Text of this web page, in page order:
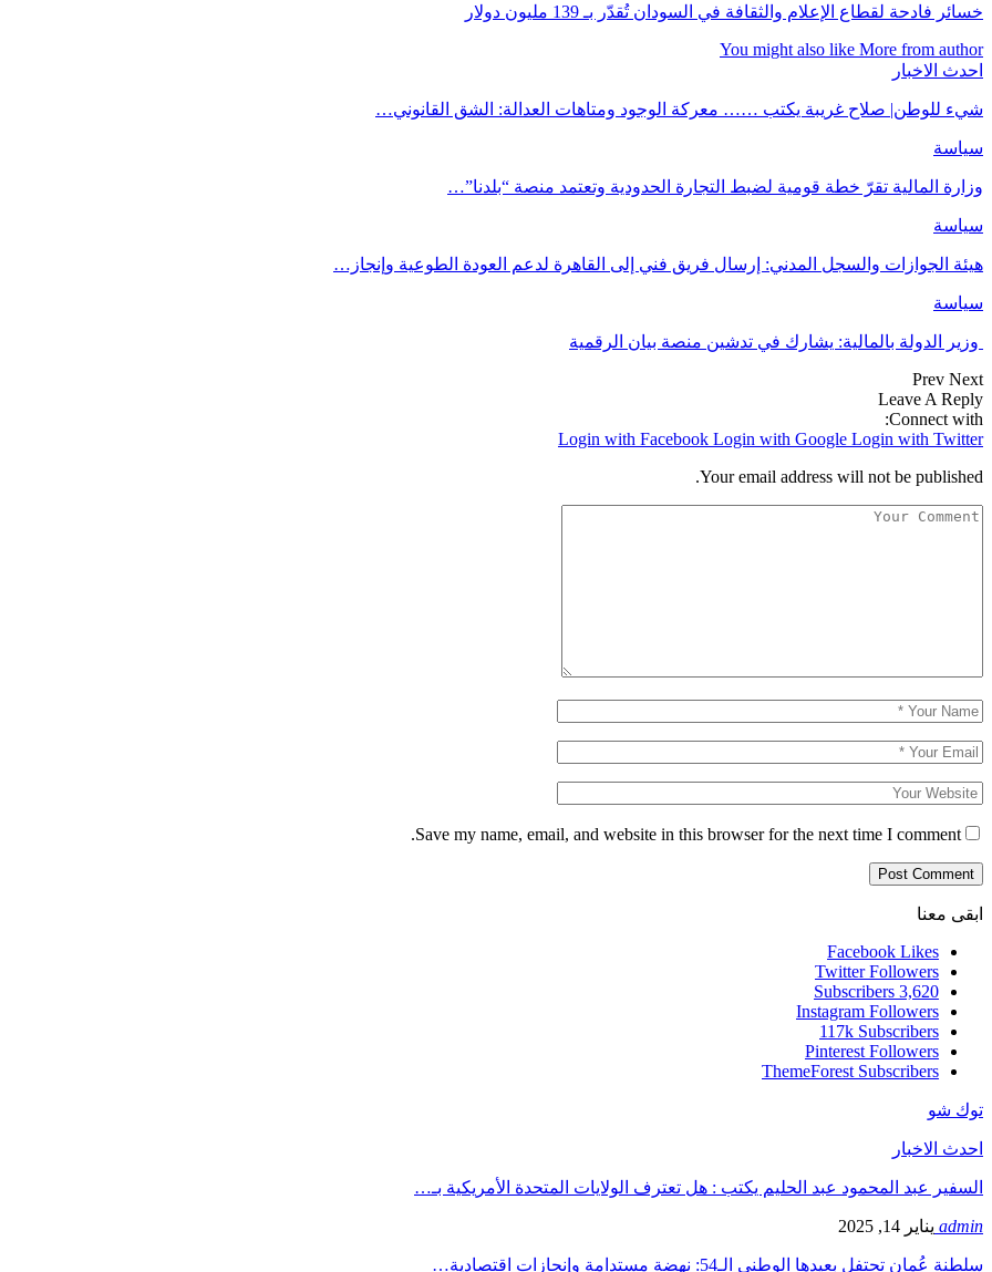
خسائر فادحة لقطاع الإعلام والثقافة في السودان تُقدّر بـ 139 مليون دولار
You might also like More from author
احدث الاخبار
شيء للوطن| صلاح غريبة يكتب …… معركة الوجود ومتاهات العدالة: الشق القانوني…
سياسة
وزارة المالية تقرّ خطة قومية لضبط التجارة الحدودية وتعتمد منصة “بلدنا”…
سياسة
هيئة الجوازات والسجل المدني: إرسال فريق فني إلى القاهرة لدعم العودة الطوعية وإنجاز…
سياسة
وزير الدولة بالمالية: يشارك في تدشين منصة بيان الرقمية
Prev Next
Leave A Reply
Connect with:
Login with Facebook Login with Google Login with Twitter
Your email address will not be published.
Save my name, email, and website in this browser for the next time I comment.
ابقى معنا
Facebook Likes
Twitter Followers
3,620
Subscribers
Instagram Followers
117k Subscribers
Pinterest Followers
ThemeForest Subscribers
توك شو
احدث الاخبار
السفير عبد المحمود عبد الحليم يكتب : هل تعترف الولايات المتحدة الأمريكية بـ…
admin يناير 14, 2025
سلطنة عُمان تحتفل بعيدها الوطني الـ54: نهضة مستدامة وإنجازات اقتصادية…